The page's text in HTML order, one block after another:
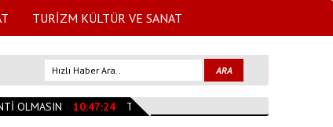
TURİZM KÜLTÜR VE SANAT
OLMASIN 10:47:24 TESLİME TAŞAN VEFAT ETTİ